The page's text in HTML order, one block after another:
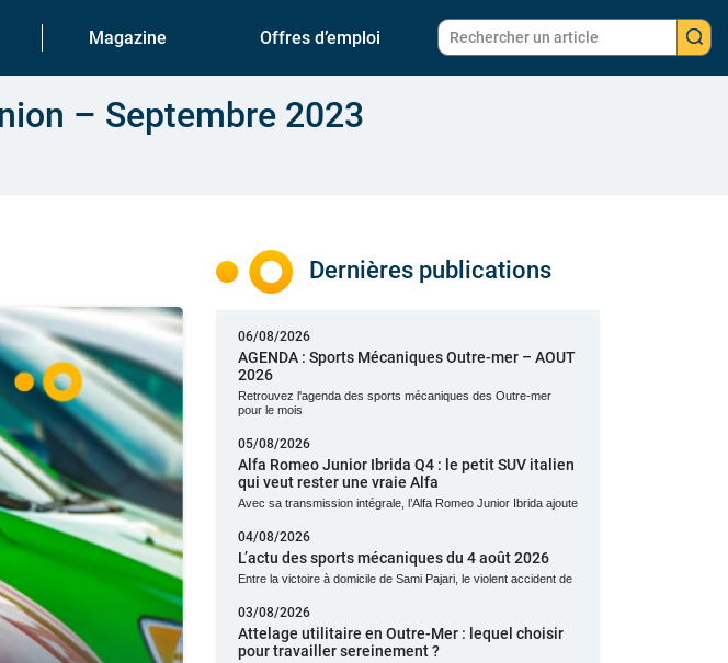
Magazine Offres d’emploi
– Septembre 2023
Dernières publications
06/08/2026
AGENDA : Sports Mécaniques Outre-mer – AOUT
2026
Retrouvez l'agenda des sports mécaniques des Outre-mer
pour le mois
05/08/2026
Alfa Romeo Junior Ibrida Q4 : le petit SUV italien
qui veut rester une vraie Alfa
Avec sa transmission intégrale, l’Alfa Romeo Junior Ibrida ajoute
04/08/2026
L’actu des sports mécaniques du 4 août 2026
Entre la victoire à domicile de Sami Pajari, le violent accident de
03/08/2026
Attelage utilitaire en Outre-Mer : lequel choisir
pour travailler sereinement ?